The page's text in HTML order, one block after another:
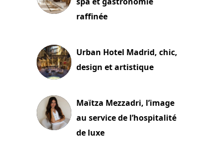
raffinée
Urban Hotel Madrid, chic,
design et artistique
Maïtza Mezzadri, l’image
au service de l’hospitalité
de luxe